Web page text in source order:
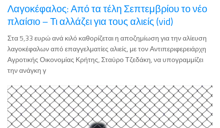
Λαγοκέφαλος: Από τα τέλη Σεπτεμβρίου το νέο
πλαίσιο – Τι αλλάζει για τους αλιείς (vid)
Στα 5,33 ευρώ ανά κιλό καθορίζεται η αποζημίωση για την αλίευση
λαγοκέφαλων από επαγγελματίες αλιείς, με τον Αντιπεριφερειάρχη
Αγροτικής Οικονομίας Κρήτης, Σταύρο Τζεδάκη, να υπογραμμίζει
την ανάγκη γ